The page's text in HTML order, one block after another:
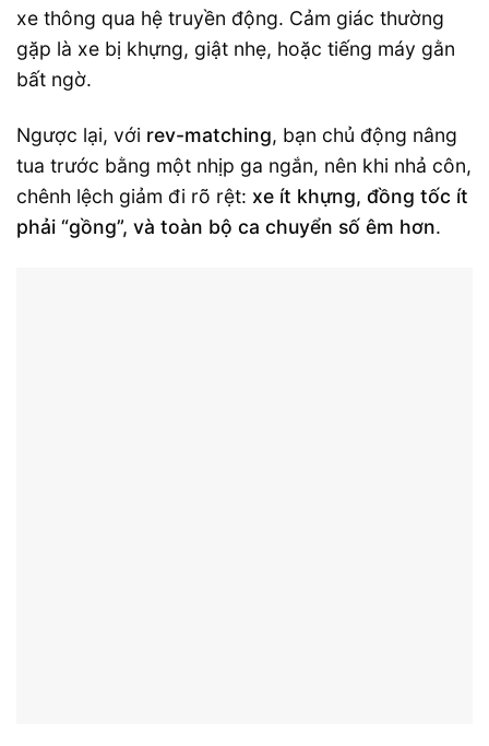
xe thông qua hệ truyền động. Cảm giác thường
gặp là xe bị khựng, giật nhẹ, hoặc tiếng máy gằn
bất ngờ.
Ngược lại, với rev-matching, bạn chủ động nâng
tua trước bằng một nhịp ga ngắn, nên khi nhả côn,
chênh lệch giảm đi rõ rệt: xe ít khựng, đồng tốc ít
phải “gồng”, và toàn bộ ca chuyển số êm hơn.